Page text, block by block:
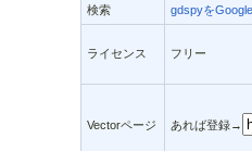
検索 gdspyを
ライセンス フリー
Vectorページ あれば登録→